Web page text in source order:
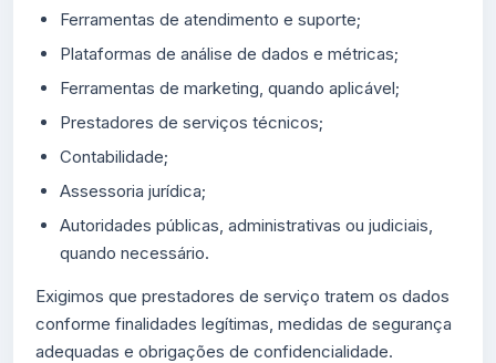
Ferramentas de atendimento e suporte;
Plataformas de análise de dados e métricas;
Ferramentas de marketing, quando aplicável;
Prestadores de serviços técnicos;
Contabilidade;
Assessoria jurídica;
Autoridades públicas, administrativas ou judiciais,
quando necessário.
Exigimos que prestadores de serviço tratem os dados
conforme finalidades legítimas, medidas de segurança
adequadas e obrigações de confidencialidade.